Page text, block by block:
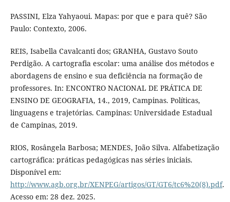
PASSINI, Elza Yahyaoui. Mapas: por que e para quê? São
Paulo: Contexto, 2006.
REIS, Isabella Cavalcanti dos; GRANHA, Gustavo Souto
Perdigão. A cartografia escolar: uma análise dos métodos e
abordagens de ensino e sua deficiência na formação de
professores. In: ENCONTRO NACIONAL DE PRÁTICA DE
ENSINO DE GEOGRAFIA, 14., 2019, Campinas. Políticas,
linguagens e trajetórias. Campinas: Universidade Estadual
de Campinas, 2019.
RIOS, Rosângela Barbosa; MENDES, João Silva. Alfabetização
cartográfica: práticas pedagógicas nas séries iniciais.
Disponível em:
http://www.agb.org.br/XENPEG/artigos/GT/GT6/tc6%20(8).pdf.
Acesso em: 28 dez. 2025.